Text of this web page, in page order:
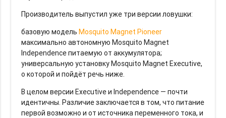
Производитель выпустил уже три версии ловушки:
базовую модельMosquito Magnet Pioneer
максимально автономную Mosquito Magnet
Independence питаемую от аккумулятора;
универсальную установку Mosquito Magnet Executive,
о которой и пойдёт речь ниже.
В целом версии Executive и Independence — почти
идентичны. Различие заключается в том, что питание
первой возможно и от источника переменного тока, и